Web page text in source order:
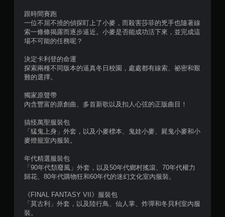
跟時間賽跑
一位不屈不撓的偵探盯上了小麥，而殺害莎菲的兇手也隨著線
索一條條揭露而逐步逼近。小麥是否能成功活下來，並完成這
場不可能的任務呢？
決定卡利登的命運
探索兩種不同版本的逼真冬日校園，處處都有線索、祕密和艱
難的選擇。
獨家原聲帶
內含豐富的原創曲、多首新歌以及扣人心弦的正版曲目！
搞怪萬聖服裝包
「猛鬼上身」外套，以及小麥標本、鬼娃小麥、屍鬼小麥和小
麥燈籠室內服裝。
年代精選服裝包
「90年代頹廢風」外套，以及50年代鄉村搖滾、70年代權力
歸花、80年代購物狂和60年代的迷幻文化室內服裝。
《FINAL FANTASY VII》服裝包
「莫古利」外套，以及陸行鳥、仙人掌、炸彈和冬貝利室內服
裝。